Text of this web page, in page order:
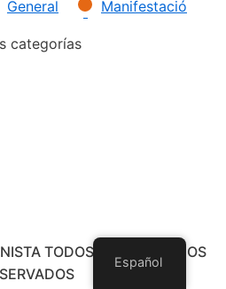
General Manifestació
categorías
TODOS LOS DERECHOS
Español